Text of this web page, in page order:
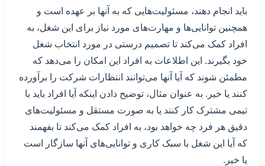
باید انجام دهند، مسئولیت‌هایی که به آنها بر عهده است و
همچنین توانایی‌ها و مهارت‌های مورد نیاز برای این شغل، به
افراد کمک می‌کند تا تصمیم درستی در مورد انتخاب شغل
خود بگیرند. این اطلاعات به افراد این امکان را می‌دهد که
مطمئن شوند که آیا آنها می‌توانند انتظارات شرکت را برآورده
کنند یا خیر. به عنوان مثال، توضیح دادن اینکه آیا افراد باید با
تیمی مشترک کار کنند یا به صورت مستقل و مسئولیت‌های
دقیق هر فرد چه خواهد بود، به افراد کمک می‌کند تا بفهمند
که آیا این شغل با سبک کاری و توانایی‌های آنها سازگار است
یا خیر.